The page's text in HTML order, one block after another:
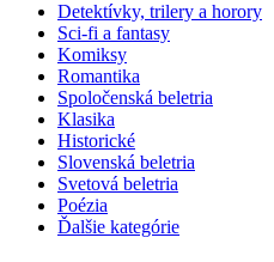
Detektívky, trilery a horory
Sci-fi a fantasy
Komiksy
Romantika
Spoločenská beletria
Klasika
Historické
Slovenská beletria
Svetová beletria
Poézia
Ďalšie kategórie